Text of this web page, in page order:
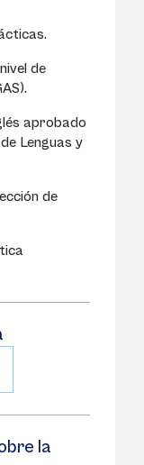
de
aprobado
Lenguas y
de
la